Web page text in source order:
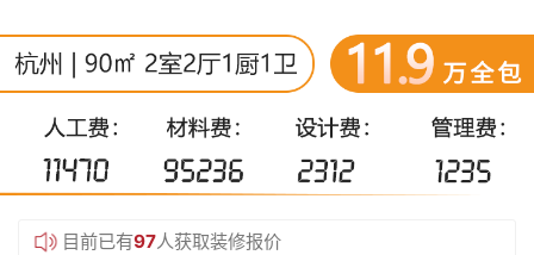
目前已有97人获取装修报价